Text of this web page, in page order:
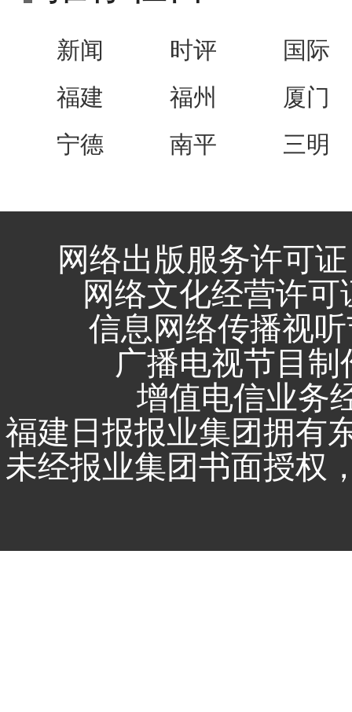
新闻 时评
国际
福建
福州
厦门
宁德
南平 三明
网络出版服务许可
网络文化经营许可
信息网络传播视
广播电视节目
增值电信业务
福建日报报业集团拥有
未经报业集团书面授权